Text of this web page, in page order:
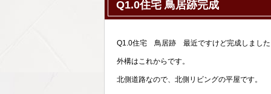
Q1.0住宅 鳥居跡完成
Q1.0住宅 鳥居跡 最近ですけど完成しまし
外構はこれからです。
北側道路なので、北側リビングの平屋です。